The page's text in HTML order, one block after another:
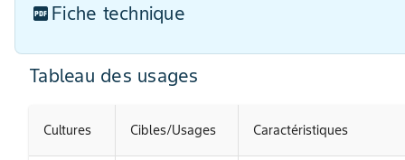
Fiche technique
Tableau des usages
Cultures Cibles/Usages Caractéristiques